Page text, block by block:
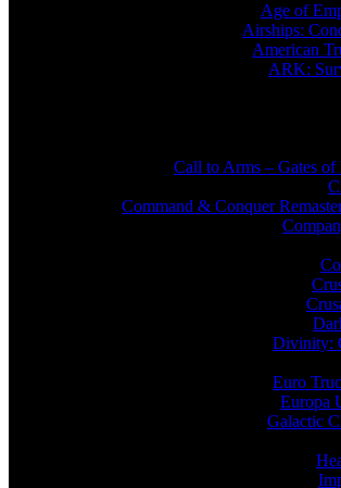
Age of
Airships:
American
ARK:
Call to Arms – Gates
Command & Conquer
Divinity:
Euro
Europa
Galactic